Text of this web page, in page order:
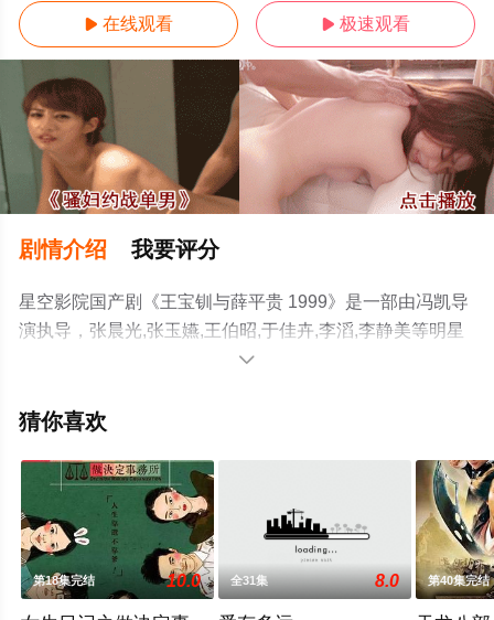
 在线观看  极速观看
剧情介绍 我要评分
星空影院国产剧《王宝钏与薛平贵 1999》是一部由冯凯导
演执导，张晨光,张玉嬿,王伯昭,于佳卉,李滔,李静美等明星
演员精彩演绎的中国台湾电视剧，大结局剧情已揭晓（1-
上星空电影网，更多相关信息可移步至豆瓣电视剧、电视
。

猜你喜欢
第18集完结 10.0 全31集 8.0 第40集完结